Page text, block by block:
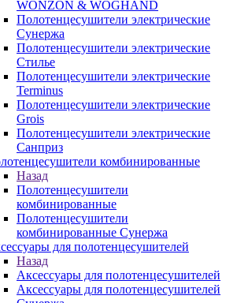
WONZON & WOGHAND
Полотенцесушители электрические
Сунержа
Полотенцесушители электрические
Стилье
Полотенцесушители электрические
Terminus
Полотенцесушители электрические
Grois
Полотенцесушители электрические
Санприз
комбинированные
Назад
Полотенцесушители
комбинированные
Полотенцесушители
комбинированные Сунержа
для полотенцесушителей
Назад
Аксессуары для полотенцесушителей
Аксессуары для полотенцесушителей